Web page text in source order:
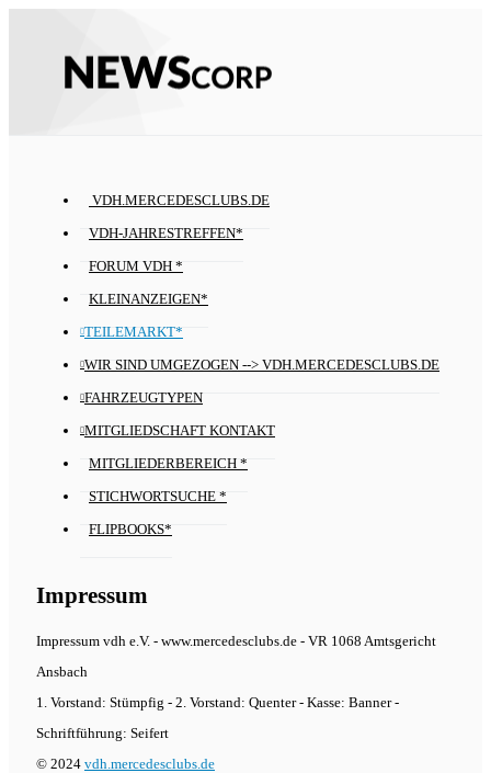
VDH.MERCEDESCLUBS.DE
VDH-JAHRESTREFFEN*
FORUM VDH *
KLEINANZEIGEN*
TEILEMARKT*
WIR SIND UMGEZOGEN --> VDH.MERCEDESCLUBS.DE
FAHRZEUGTYPEN
MITGLIEDSCHAFT KONTAKT
MITGLIEDERBEREICH *
STICHWORTSUCHE *
FLIPBOOKS*
Impressum
Impressum vdh e.V. - www.mercedesclubs.de - VR 1068 Amtsgericht
Ansbach
1. Vorstand: Stümpfig - 2. Vorstand: Quenter - Kasse: Banner -
Schriftführung: Seifert
© 2024 vdh.mercedesclubs.de